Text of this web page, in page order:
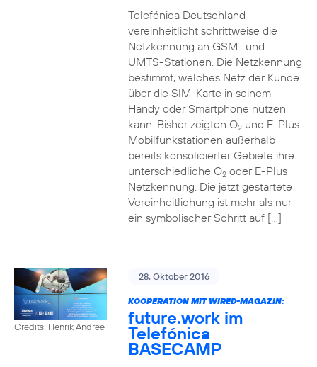
Telefónica Deutschland
vereinheitlicht schrittweise die
Netzkennung an GSM- und
UMTS-Stationen. Die Netzkennung
bestimmt, welches Netz der Kunde
über die SIM-Karte in seinem
Handy oder Smartphone nutzen
kann. Bisher zeigten O2und E-Plus
Mobilfunkstationen außerhalb
bereits konsolidierter Gebiete ihre
unterschiedliche O2oder E-Plus
Netzkennung. Die jetzt gestartete
Vereinheitlichung ist mehr als nur
ein symbolischer Schritt auf […]
Credits: Henrik Andree
28. Oktober 2016
KOOPERATION MIT WIRED-MAGAZIN:
future.work im
Telefónica
BASECAMP